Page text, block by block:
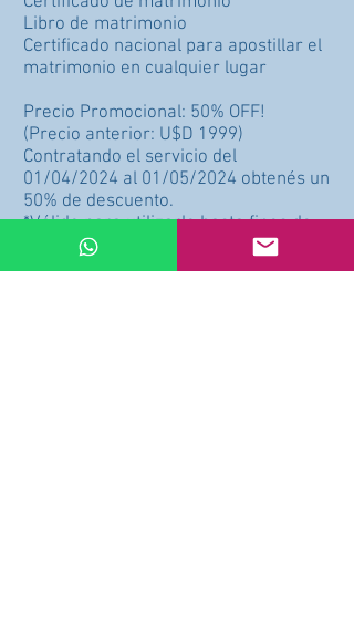
Libro de matrimonio
Certificado nacional para apostillar el
matrimonio en cualquier lugar
Precio Promocional: 50% OFF!
(Precio anterior: U$D 1999)
Contratando el servicio del
01/04/2024 al 01/05/2024 obtenés un
50% de descuento.
*Válido para utilizarlo hasta fines de